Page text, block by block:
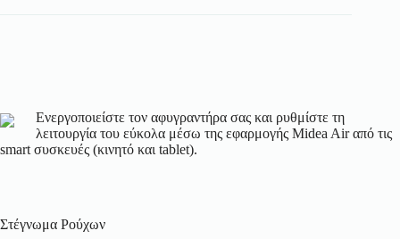
Ενεργοποιείστε τον αφυγραντήρα σας και ρυθμίστε τη
λειτουργία του εύκολα μέσω της εφαρμογής Midea Air από τις
smart συσκευές (κινητό και tablet).
Στέγνωμα Ρούχων